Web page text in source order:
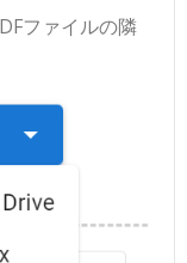
ファイルの隣